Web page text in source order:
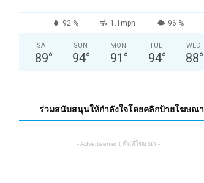
92 % 1.1mph 96 %
SAT
89°
SUN
94°
MON
91 °
TUE
94°
WED
88°
ร่วมสนับสนุนให้กำลังใจโดยคลิกป้ายโฆษณา
- Advertisement พื้นที่โฆษณา -